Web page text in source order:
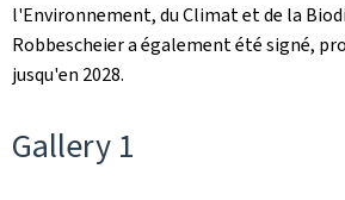
l'Environnement, du Climat et de la
Robbescheiera également été signé,
jusqu'en 2028.
Gallery 1